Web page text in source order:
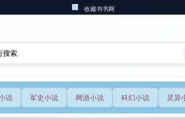
收藏书书网
说 军史小说 网游小说 科幻小说 灵异